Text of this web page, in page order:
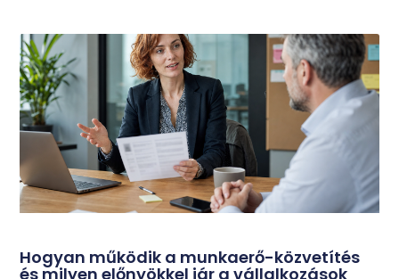
Hogyan működik a munkaerő-közvetítés
és milyen előnyökkel jár a vállalkozások